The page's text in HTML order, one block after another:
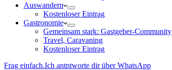
Auswandern
Kosten­loser Eintrag
Gastro­nomie
Gemeinsam stark: Gastgeber-Community
Travel, Caravaning
Kosten­loser Eintrag
Frag einfach.Ich antntworte dir über WhatsApp